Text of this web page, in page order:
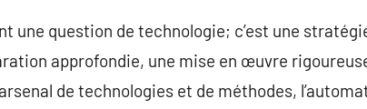
une question de technologie; c’est une
approfondie, une mise en œuvre
de technologies et de méthodes,